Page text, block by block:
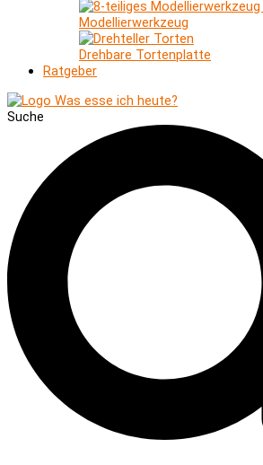
Modellierwerkzeug
Drehbare Tortenplatte
Ratgeber
Suche